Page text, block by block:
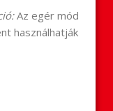
Az egér mód
használhatják